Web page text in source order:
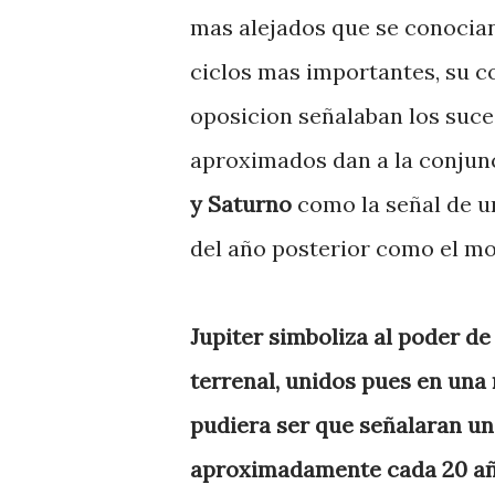
mas alejados que se
ciclos mas importantes, su
oposicion señalaban los
aproximados dan a la
y Saturno como la señal de
del año posterior como el
Jupiter simboliza al poder
terrenal, unidos pues en
pudiera ser que señalaran
aproximadamente cada 20